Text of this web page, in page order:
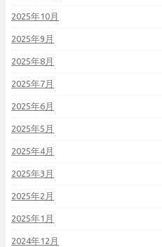
2025年10月
2025年9月
2025年8月
2025年7月
2025年6月
2025年5月
2025年4月
2025年3月
2025年2月
2025年1月
2024年12月